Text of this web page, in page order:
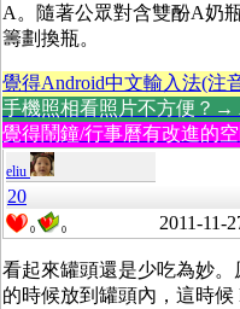
A。隨著公眾對含雙酚A奶
籌劃換瓶。
覺得Android中文輸入法(注
手機照相看照片不方便？→
覺得鬧鐘/行事曆有改進的
eliu
20
0 0 2011-11-
看起來罐頭還是少吃為妙
的時候放到罐頭內，這時候